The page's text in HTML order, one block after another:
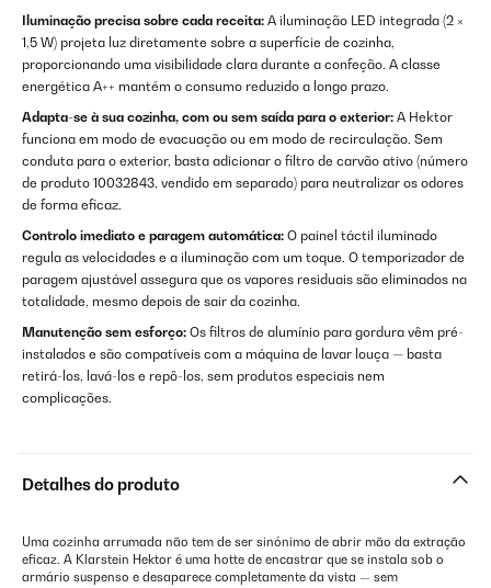
Iluminação precisa sobre cada receita: A iluminação LED integrada (2 ×
1,5 W) projeta luz diretamente sobre a superfície de cozinha,
proporcionando uma visibilidade clara durante a confeção. A classe
energética A++ mantém o consumo reduzido a longo prazo.
Adapta-se à sua cozinha, com ou sem saída para o exterior: A Hektor
funciona em modo de evacuação ou em modo de recirculação. Sem
conduta para o exterior, basta adicionar o filtro de carvão ativo (número
de produto 10032843, vendido em separado) para neutralizar os odores
de forma eficaz.
Controlo imediato e paragem automática: O painel táctil iluminado
regula as velocidades e a iluminação com um toque. O temporizador de
paragem ajustável assegura que os vapores residuais são eliminados na
totalidade, mesmo depois de sair da cozinha.
Manutenção sem esforço: Os filtros de alumínio para gordura vêm pré-
instalados e são compatíveis com a máquina de lavar louça — basta
retirá-los, lavá-los e repô-los, sem produtos especiais nem
complicações.
Detalhes do produto
Uma cozinha arrumada não tem de ser sinónimo de abrir mão da extração
eficaz. A Klarstein Hektor é uma hotte de encastrar que se instala sob o
armário suspenso e desaparece completamente da vista — sem